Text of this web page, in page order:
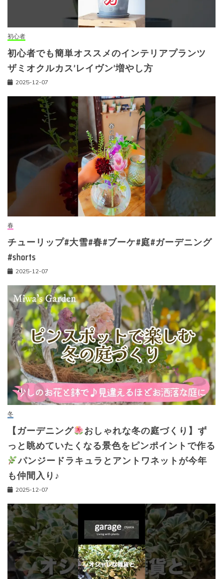
初心者
初心者でも簡単オススメのインテリアプランツ
ザミオクルカス’レイヴン’増やし方
2025-12-07
春
チューリップ#大雪#春#ブーケ#庭#ガーデニング
#shorts
2025-12-07
冬
【ガーデニング
おしゃれな冬の庭づくり】ず
っと眺めていたくなる景色をピンポイントで作る
パンジードラキュラとアントワネットが今年
も仲間入り♪
2025-12-07